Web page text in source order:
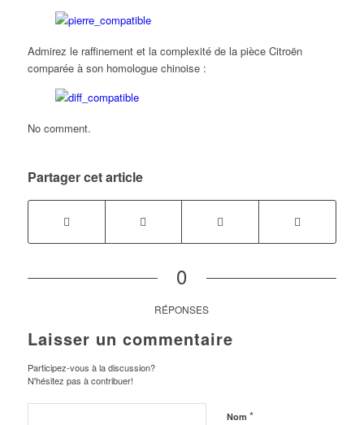
Admirez le raffinement et la complexité de la pièce Citroën
comparée à son homologue chinoise :
No comment.
Partager cet article
0
RÉPONSES
Laisser un commentaire
Participez-vous à la discussion?
N'hésitez pas à contribuer!
Nom *